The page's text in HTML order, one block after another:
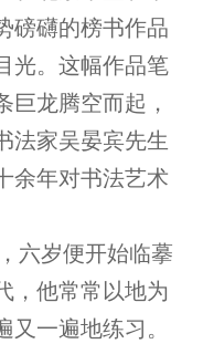
磅礴的榜书作品
光。这幅作品笔
巨龙腾空而起，
法家吴晏宾先生
余年对书法艺术
六岁便开始临摹
，他常常以地为
一遍地练习。